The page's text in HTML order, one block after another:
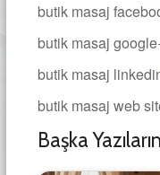
butik masaj
butik masaj
butik masaj
butik masaj web
Başka